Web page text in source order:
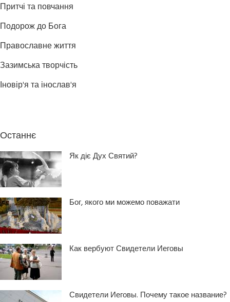
Притчі та повчання
Подорож до Бога
Православне життя
Зазимська творчість
Іновір'я та інослав'я
Останнє
Як діє Дух Святий?
Бог, якого ми можемо поважати
Как вербуют Свидетели Иеговы
Свидетели Иеговы. Почему такое название?